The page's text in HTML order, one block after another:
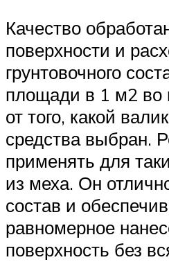
Качество
поверхности и
грунтовочного
площади в 1 м2 во
от того, какой
средства выбран.
применять для
из меха. Он
состав и
равномерное
поверхность без